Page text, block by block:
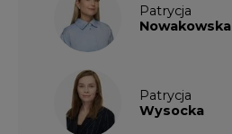
Patrycja
Nowakowska
Patrycja
Wysocka